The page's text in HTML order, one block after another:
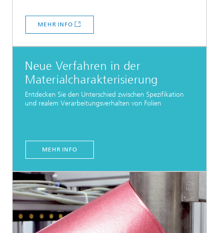
MEHR INFO
Neue Verfahren in der
Materialcharakterisierung
Entdecken Sie den Unterschied zwischen Spezifikation
und realem Verarbeitungsverhalten von Folien
MEHR INFO